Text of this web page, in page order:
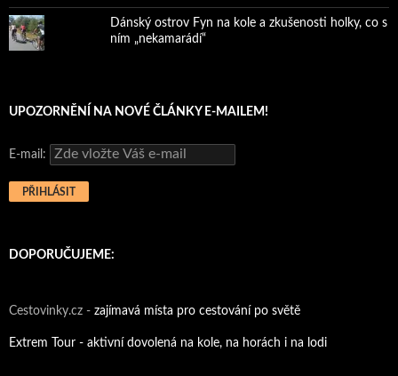
Dánský ostrov Fyn na kole a zkušenosti holky, co s
ním „nekamarádí“
UPOZORNĚNÍ NA NOVÉ ČLÁNKY E-MAILEM!
E-mail:
DOPORUČUJEME:
Cestovinky.cz - zajímavá místa pro cestování po světě
Extrem Tour - aktivní dovolená na kole, na horách i na lodi